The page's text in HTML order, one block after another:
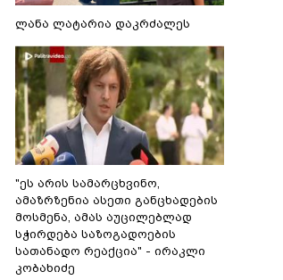
ლანა ლატარია დაკრძალეს
"ეს არის სამარცხვინო,
ამაზრზენია ასეთი განცხადების
მოსმენა, ამას აუცილებლად
სჭირდება საზოგადოების
სათანადო რეაქცია" - ირაკლი
კობახიძე